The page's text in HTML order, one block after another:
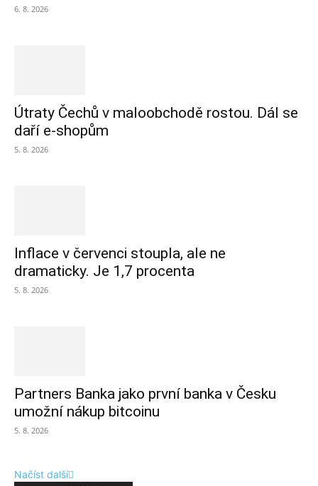
6. 8. 2026
Útraty Čechů v maloobchodě rostou. Dál se
daří e-shopům
5. 8. 2026
Inflace v červenci stoupla, ale ne
dramaticky. Je 1,7 procenta
5. 8. 2026
Partners Banka jako první banka v Česku
umožní nákup bitcoinu
5. 8. 2026
Načíst další